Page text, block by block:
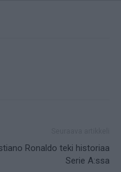
Ronaldo teki historiaa
Serie A:ssa